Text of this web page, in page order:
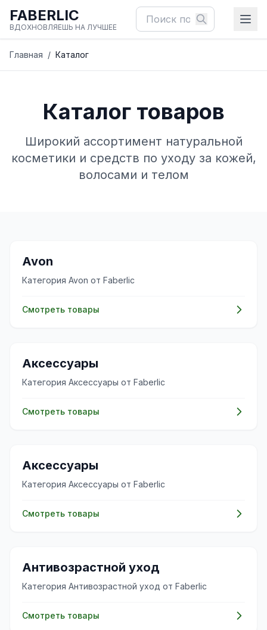
FABERLIC
ВДОХНОВЛЯЕШЬ НА ЛУЧШЕЕ
Главная / Каталог
Каталог товаров
Широкий ассортимент натуральной
косметики и средств по уходу за кожей,
волосами и телом
✨
Avon
Категория Avon от Faberlic
Смотреть товары
✨
Аксессуары
Категория Аксессуары от Faberlic
Смотреть товары
✨
Аксессуары
Категория Аксессуары от Faberlic
Смотреть товары
🧴
Антивозрастной уход
Категория Антивозрастной уход от Faberlic
Смотреть товары